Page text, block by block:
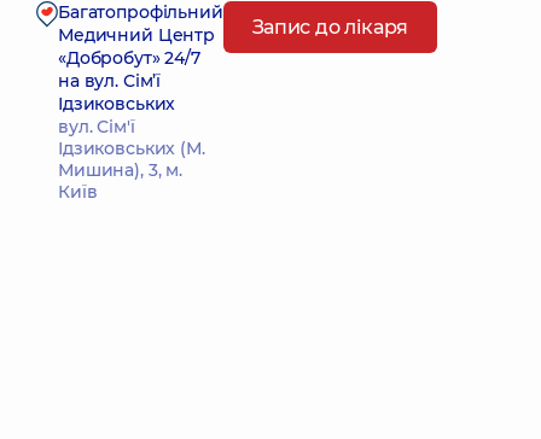
Багатопрофільний
Медичний Центр
«Добробут» 24/7
на вул. Сім’ї
Ідзиковських
вул. Сім'ї
Ідзиковських (М.
Мишина), 3, м.
Київ
Запис до лікаря